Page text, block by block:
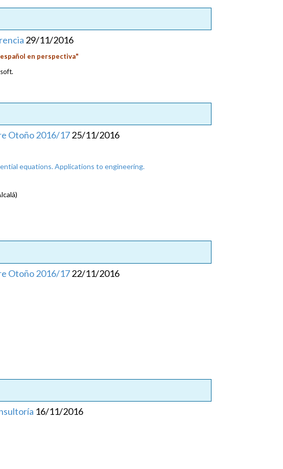
29/11/2016
español en perspectiva"
Otoño 2016/1725/11/2016
equations. Applications to engineering.
Otoño 2016/1722/11/2016
16/11/2016